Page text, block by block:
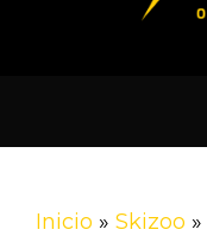
Inicio » Skizoo »